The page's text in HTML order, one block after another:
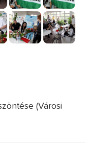
(Városi